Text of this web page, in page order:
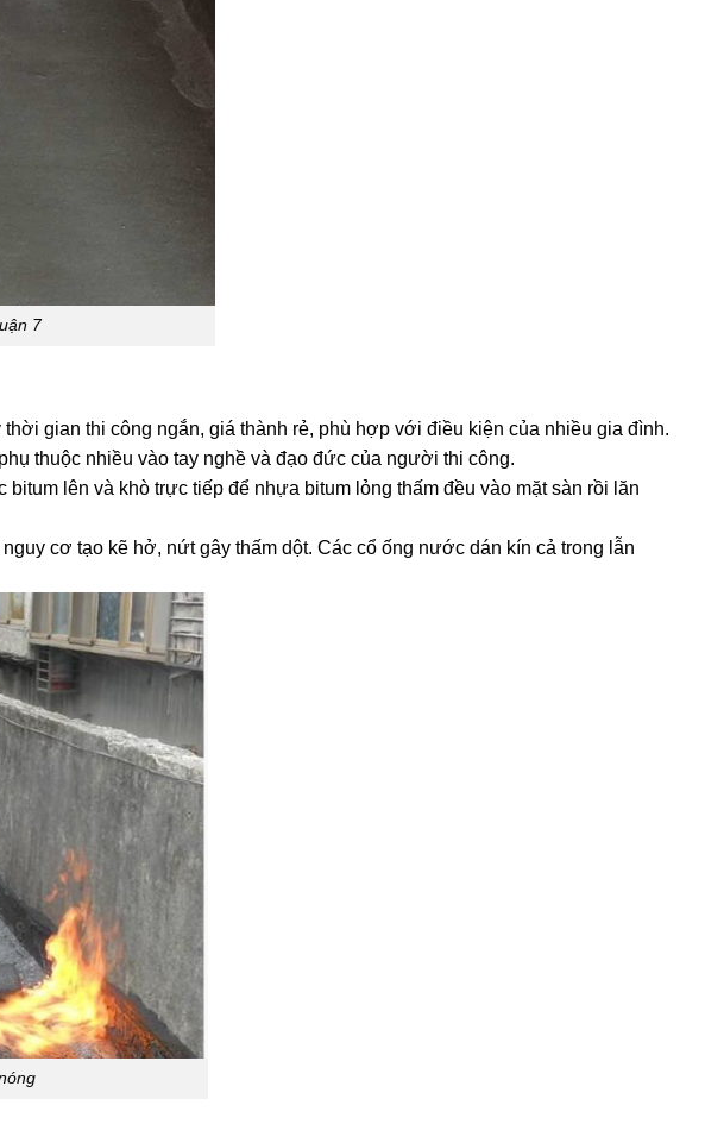
7
gian thi công ngắn, giá thành rẻ, phù hợp với điều kiện của nhiều gia đình.
thuộc nhiều vào tay nghề và đạo đức của người thi công.
lên và khò trực tiếp để nhựa bitum lỏng thấm đều vào mặt sàn rồi lăn
cơ tạo kẽ hở, nứt gây thấm dột. Các cổ ống nước dán kín cả trong lẫn